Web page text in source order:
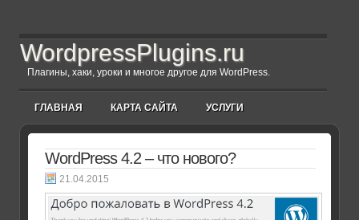
WordpressPlugins.ru
Плагины, хаки, уроки и многое другое для WordPress.
ГЛАВНАЯ КАРТА САЙТА УСЛУГИ
WordPress 4.2 – что нового?
21.04.2015